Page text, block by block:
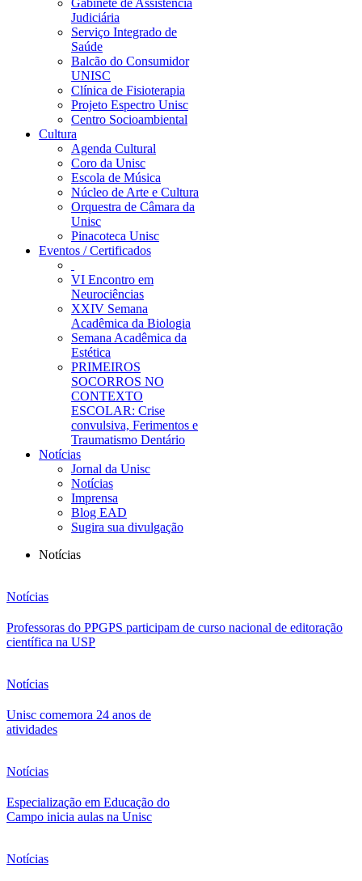
Gabinete de Assistência
Judiciária
Serviço Integrado de
Saúde
Balcão do Consumidor
UNISC
Clínica de Fisioterapia
Projeto Espectro Unisc
Centro Socioambiental
Cultura
Agenda Cultural
Coro da Unisc
Escola de Música
Núcleo de Arte e Cultura
Orquestra de Câmara da
Unisc
Pinacoteca Unisc
Eventos / Certificados
VI Encontro em
Neurociências
XXIV Semana
Acadêmica da Biologia
Semana Acadêmica da
Estética
PRIMEIROS
SOCORROS NO
CONTEXTO
ESCOLAR: Crise
convulsiva, Ferimentos e
Traumatismo Dentário
Notícias
Jornal da Unisc
Notícias
Imprensa
Blog EAD
Sugira sua divulgação
Notícias
Notícias
Professoras do PPGPS participam de curso nacional de editoração
científica na USP
Notícias
Unisc comemora 24 anos de
atividades
Notícias
Especialização em Educação do
Campo inicia aulas na Unisc
Notícias